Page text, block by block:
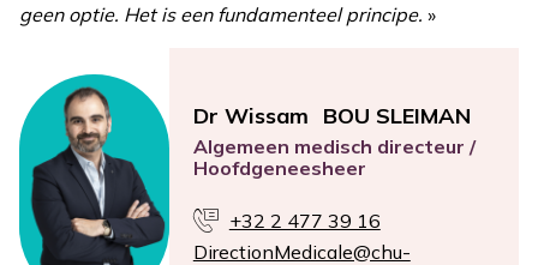
geen optie. Het is een fundamenteel principe. »
Dr Wissam BOU SLEIMAN
Algemeen medisch directeur /
Hoofdgeneesheer
+32 2 477 39 16
DirectionMedicale@chu-